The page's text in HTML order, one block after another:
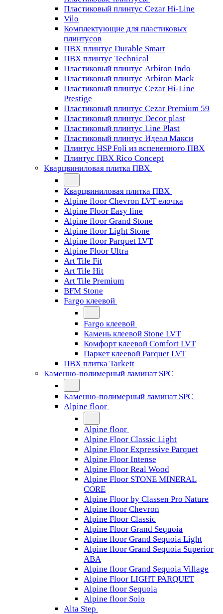
Пластиковый плинтус Cezar Hi-Line
Vilo
Комплектующие для пластиковых
плинтусов
ПВХ плинтус Durable Smart
ПВХ плинтус Technical
Пластиковый плинтус Arbiton Indo
Пластиковый плинтус Arbiton Mack
Пластиковый плинтус Cezar Hi-Line
Prestige
Пластиковый плинтус Cezar Premium 59
Пластиковый плинтус Decor plast
Пластиковый плинтус Line Plast
Пластиковый плинтус Идеал Макси
Плинтус HSP Foli из вспененного ПВХ
Плинтус ПВХ Rico Concept
Кварцвиниловая плитка ПВХ
Кварцвиниловая плитка ПВХ
Alpine floor Chevron LVT елочка
Alpine Floor Easy line
Alpine floor Grand Stone
Alpine floor Light Stone
Alpine floor Parquet LVT
Alpine Floor Ultra
Art Tile Fit
Art Tile Hit
Art Tile Premium
BFM Stone
Fargo клеевой
Fargo клеевой
Камень клеевой Stone LVT
Комфорт клеевой Comfort LVT
Паркет клеевой Parquet LVT
ПВХ плитка Tarkett
Каменно-полимерный ламинат SPC
Каменно-полимерный ламинат SPC
Alpine floor
Alpine floor
Alpine Floor Classic Light
Alpine Floor Expressive Parquet
Alpine Floor Intense
Alpine Floor Real Wood
Alpine Floor STONE MINERAL
CORE
Alpine Floor by Classen Pro Nature
Alpine floor Chevron
Alpine Floor Classic
Alpine Floor Grand Sequoia
Alpine floor Grand Sequoia Light
Alpine floor Grand Sequoia Superior
ABA
Alpine floor Grand Sequoia Village
Alpine Floor LIGHT PARQUET
Alpine floor Sequoia
Alpine floor Solo
Alta Step